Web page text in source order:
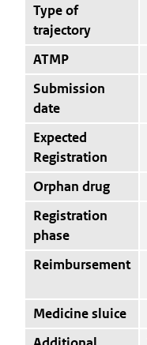
Type of
trajectory
ATMP
Submission
date
Expected
Registration
Orphan drug
Registration
phase
Reimbursement
Medicine sluice